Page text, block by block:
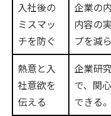
入社後の
ミスマッ
チを防ぐ
企業の
内容の
プを減ら
熱意と入
社意欲を
伝える
企業研
で、関
できる。